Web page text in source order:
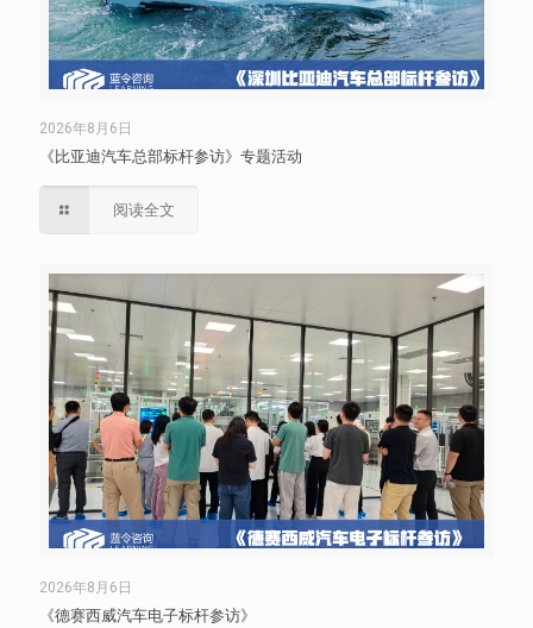
2026年8月6日
《比亚迪汽车总部标杆参访》专题活动
阅读全文
2026年8月6日
《德赛西威汽车电子标杆参访》